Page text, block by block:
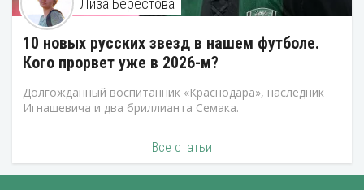
Лиза Берестова
10 новых русских звезд в нашем футболе.
Кого прорвет уже в 2026-м?
Долгожданный воспитанник «Краснодара», наследник
Игнашевича и два бриллианта Семака.
Все статьи